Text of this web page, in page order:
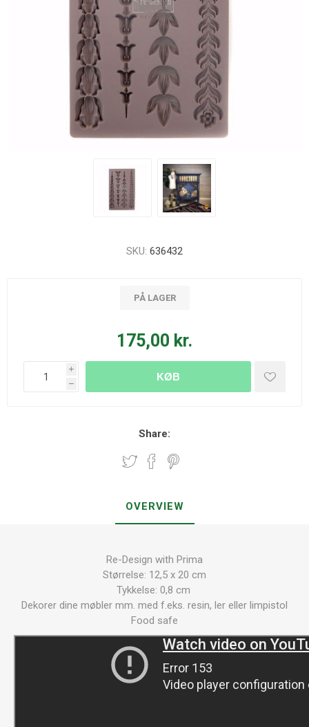
SKU: 636432
PÅ LAGER
175,00 kr.
i
h
KØB
Share:
OVERVIEW
Re-Design with Prima
Størrelse: 12,5 x 20 cm
Tykkelse: 0,8 cm
Dekorer dine møbler mm. med f.eks. resin, ler eller limpistol
Food safe